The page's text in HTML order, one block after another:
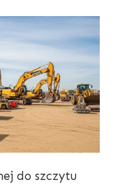
do szczytu